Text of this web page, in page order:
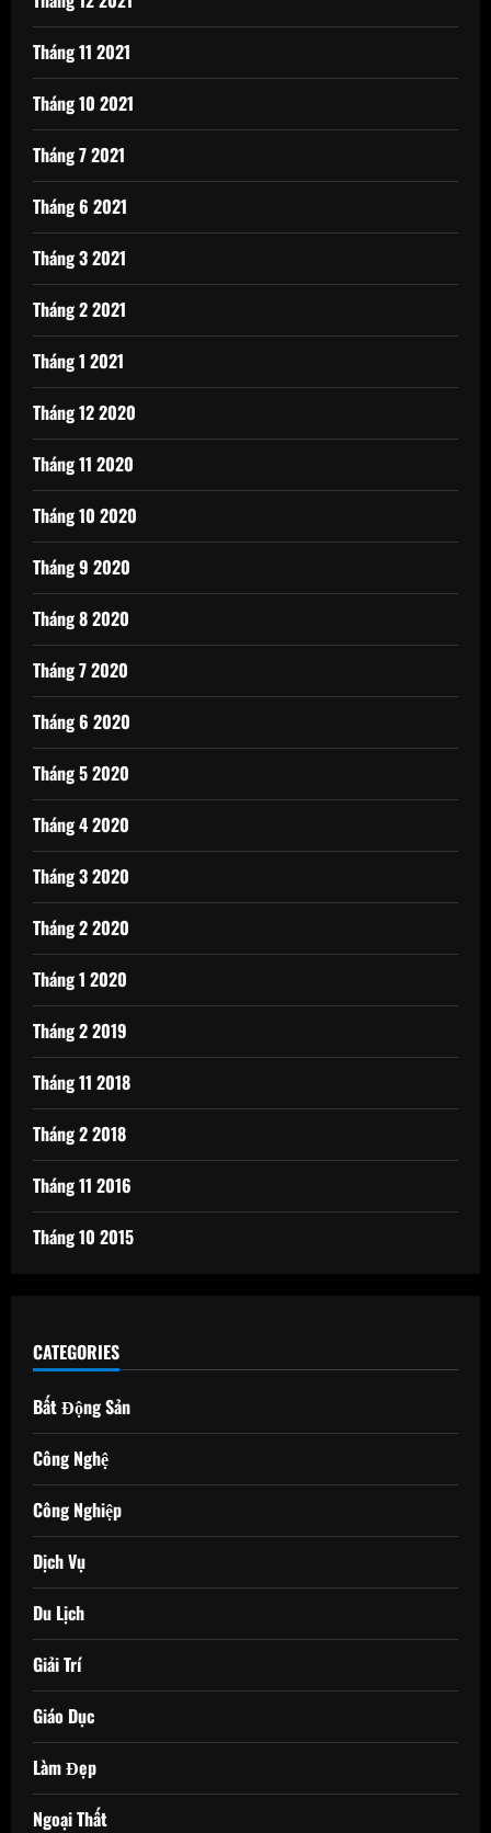
Tháng 11 2021
Tháng 10 2021
Tháng 7 2021
Tháng 6 2021
Tháng 3 2021
Tháng 2 2021
Tháng 1 2021
Tháng 12 2020
Tháng 11 2020
Tháng 10 2020
Tháng 9 2020
Tháng 8 2020
Tháng 7 2020
Tháng 6 2020
Tháng 5 2020
Tháng 4 2020
Tháng 3 2020
Tháng 2 2020
Tháng 1 2020
Tháng 2 2019
Tháng 11 2018
Tháng 2 2018
Tháng 11 2016
Tháng 10 2015
CATEGORIES
Bất Động Sản
Công Nghệ
Công Nghiệp
Dịch Vụ
Du Lịch
Giải Trí
Giáo Dục
Làm Đẹp
Ngoại Thất